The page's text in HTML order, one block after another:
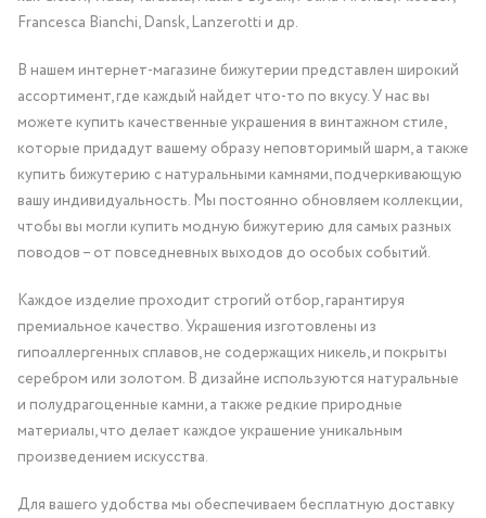
Francesca Bianchi, Dansk, Lanzerotti и др.
В нашем интернет-магазине бижутерии представлен широкий
ассортимент, где каждый найдет что-то по вкусу. У нас вы
можете купить качественные украшения в винтажном стиле,
которые придадут вашему образу неповторимый шарм, а также
купить бижутерию с натуральными камнями, подчеркивающую
вашу индивидуальность. Мы постоянно обновляем коллекции,
чтобы вы могли купить модную бижутерию для самых разных
поводов – от повседневных выходов до особых событий.
Каждое изделие проходит строгий отбор, гарантируя
премиальное качество. Украшения изготовлены из
гипоаллергенных сплавов, не содержащих никель, и покрыты
серебром или золотом. В дизайне используются натуральные
и полудрагоценные камни, а также редкие природные
материалы, что делает каждое украшение уникальным
произведением искусства.
Для вашего удобства мы обеспечиваем бесплатную доставку